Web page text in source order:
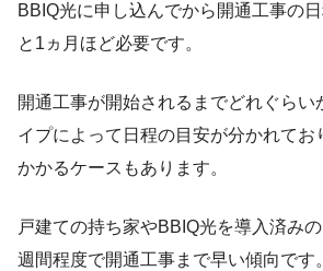
BBIQ光に申し込んでから開通工事の日
と1ヵ月ほど必要です。
開通工事が開始されるまでどれぐらい
イプによって日程の目安が分かれてお
かかるケースもあります。
戸建ての持ち家やBBIQ光を導入済み
週間程度で開通工事まで早い傾向です。